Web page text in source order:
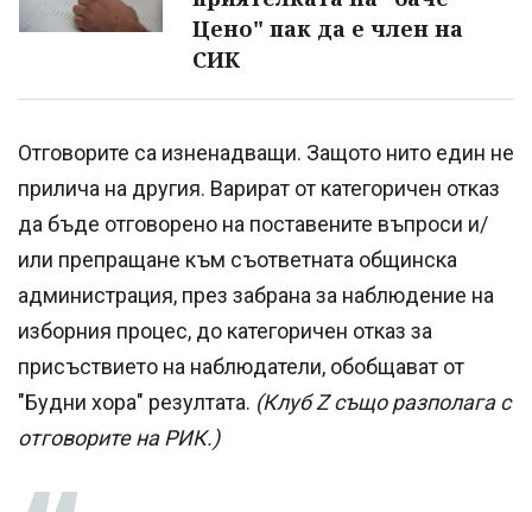
Цено" пак да е член на
СИК
Отговорите са изненадващи. Защото нито един не
прилича на другия. Варират от категоричен отказ
да бъде отговорено на поставените въпроси и/
или препращане към съответната общинска
администрация, през забрана за наблюдение на
изборния процес, до категоричен отказ за
присъствието на наблюдатели, обобщават от
"Будни хора" резултата. (Клуб Z също разполага с
отговорите на РИК.)